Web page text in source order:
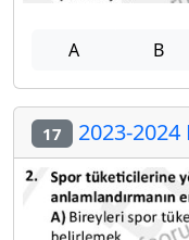
A B
17 2023-2024